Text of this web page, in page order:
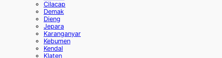
Cilacap
Demak
Dieng
Jepara
Karanganyar
Kebumen
Kendal
Klaten